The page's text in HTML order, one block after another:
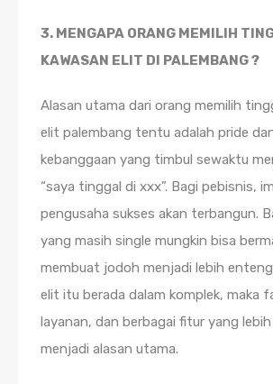
3. MENGAPA ORANG MEMILIH
KAWASAN ELIT DI PALEMBANG ?
Alasan utama dari orang memilih
elit palembang tentu adalah pride
kebanggaan yang timbul sewaktu
“saya tinggal di xxx”. Bagi pebisnis,
pengusaha sukses akan terbangun.
yang masih single mungkin bisa
membuat jodoh menjadi lebih
elit itu berada dalam komplek, maka
layanan, dan berbagai fitur yang
menjadi alasan utama.